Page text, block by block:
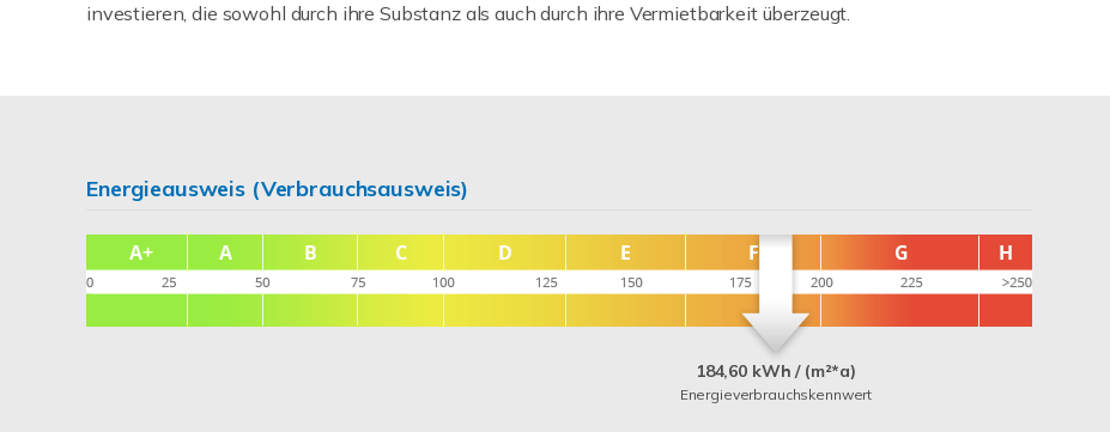
investieren, die sowohl durch ihre Substanz als auch durch ihre Vermietbarkeit überzeugt.
Energieausweis (Verbrauchsausweis)
184,60 kWh / (m²*a)
Energieverbrauchskennwert